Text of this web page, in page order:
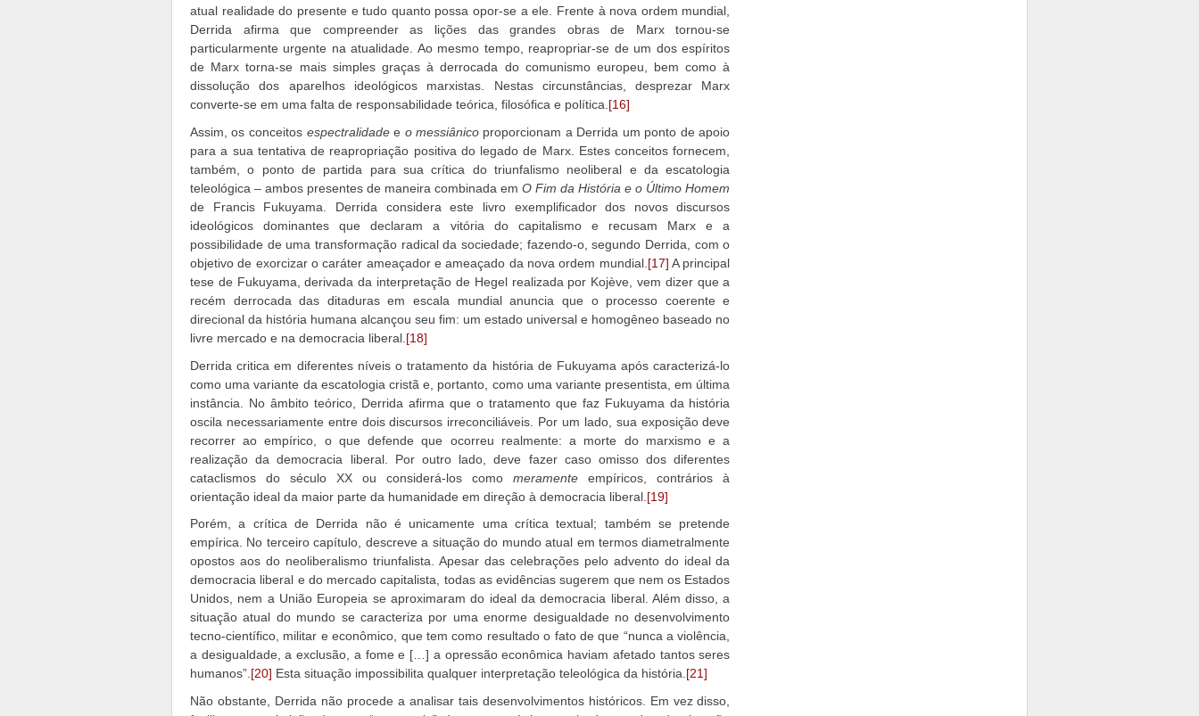
atual realidade do presente e tudo quanto possa opor-se a ele. Frente à nova ordem mundial,
Derrida afirma que compreender as lições das grandes obras de Marx tornou-se
particularmente urgente na atualidade. Ao mesmo tempo, reapropriar-se de um dos espíritos
de Marx torna-se mais simples graças à derrocada do comunismo europeu, bem como à
dissolução dos aparelhos ideológicos marxistas. Nestas circunstâncias, desprezar Marx
converte-se em uma falta de responsabilidade teórica, filosófica e política. [16]
Assim, os conceitos espectralidadee o messiânico proporcionam a Derrida um ponto de apoio
para a sua tentativa de reapropriação positiva do legado de Marx. Estes conceitos fornecem,
também, o ponto de partida para sua crítica do triunfalismo neoliberal e da escatologia
teleológica – ambos presentes de maneira combinada emO Fim da História e o Último Homem
de Francis Fukuyama. Derrida considera este livro exemplificador dos novos discursos
ideológicos dominantes que declaram a vitória do capitalismo e recusam Marx e a
possibilidade de uma transformação radical da sociedade; fazendo-o, segundo Derrida, com o
objetivo de exorcizar o caráter ameaçador e ameaçado da nova ordem mundial. [17] A principal
tese de Fukuyama, derivada da interpretação de Hegel realizada por Kojève, vem dizer que a
recém derrocada das ditaduras em escala mundial anuncia que o processo coerente e
direcional da história humana alcançou seu fim: um estado universal e homogêneo baseado no
livre mercado e na democracia liberal. [18]
Derrida critica em diferentes níveis o tratamento da história de Fukuyama após caracterizá-lo
como uma variante da escatologia cristã e, portanto, como uma variante presentista, em última
instância. No âmbito teórico, Derrida afirma que o tratamento que faz Fukuyama da história
oscila necessariamente entre dois discursos irreconciliáveis. Por um lado, sua exposição deve
recorrer ao empírico, o que defende que ocorreu realmente: a morte do marxismo e a
realização da democracia liberal. Por outro lado, deve fazer caso omisso dos diferentes
cataclismos do século XX ou considerá-los comomeramente empíricos, contrários à
orientação ideal da maior parte da humanidade em direção à democracia liberal. [19]
Porém, a crítica de Derrida não é unicamente uma crítica textual; também se pretende
empírica. No terceiro capítulo, descreve a situação do mundo atual em termos diametralmente
opostos aos do neoliberalismo triunfalista. Apesar das celebrações pelo advento do ideal da
democracia liberal e do mercado capitalista, todas as evidências sugerem que nem os Estados
Unidos, nem a União Europeia se aproximaram do ideal da democracia liberal. Além disso, a
situação atual do mundo se caracteriza por uma enorme desigualdade no desenvolvimento
tecno-científico, militar e econômico, que tem como resultado o fato de que “nunca a violência,
a desigualdade, a exclusão, a fome e […] a opressão econômica haviam afetado tantos seres
humanos”.[20] Esta situação impossibilita qualquer interpretação teleológica da história.[21]
Não obstante, Derrida não procede a analisar tais desenvolvimentos históricos. Em vez disso,